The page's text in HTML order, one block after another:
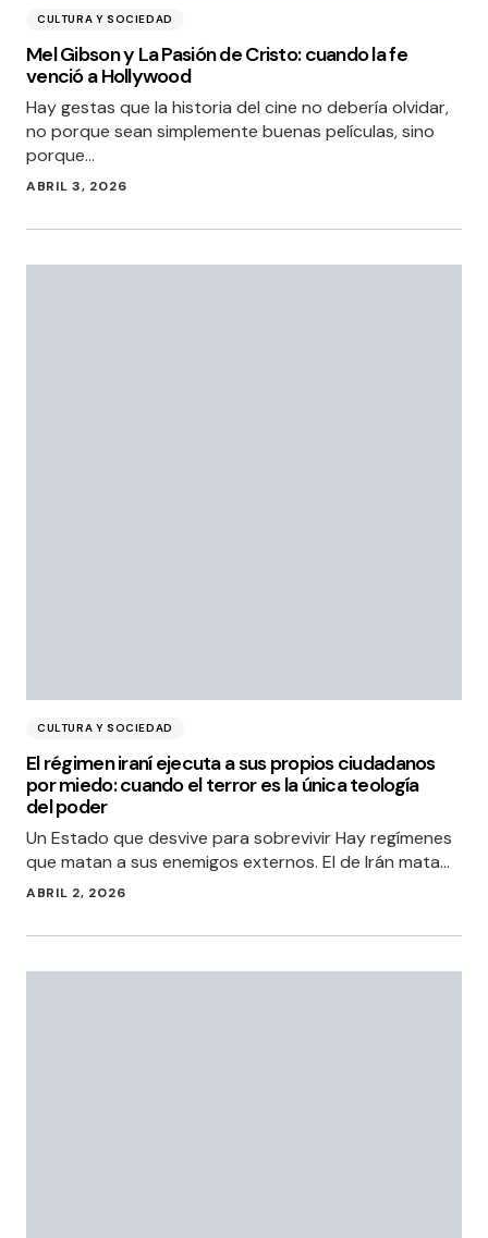
CULTURA Y SOCIEDAD
Mel Gibson y La Pasión de Cristo: cuando la fe
venció a Hollywood
Hay gestas que la historia del cine no debería olvidar,
no porque sean simplemente buenas películas, sino
porque…
ABRIL 3, 2026
CULTURA Y SOCIEDAD
El régimen iraní ejecuta a sus propios ciudadanos
por miedo: cuando el terror es la única teología
del poder
Un Estado que desvive para sobrevivir Hay regímenes
que matan a sus enemigos externos. El de Irán mata…
ABRIL 2, 2026